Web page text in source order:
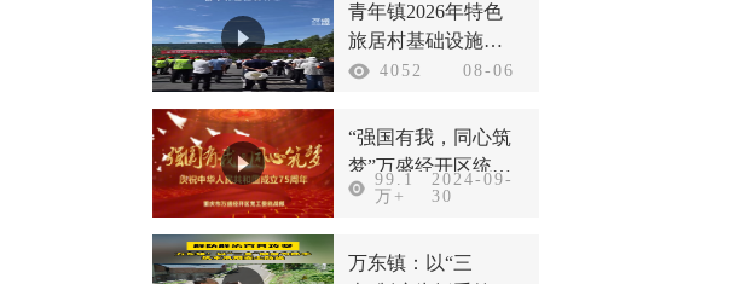
青年镇2026年特色
旅居村基础设施建
设以工代赈项目开
4052 08-06
“强国有我，同心筑
梦”万盛经开区统一
战线庆祝新中国成
99.1
万+
2024-09-
30
万东镇：以“三